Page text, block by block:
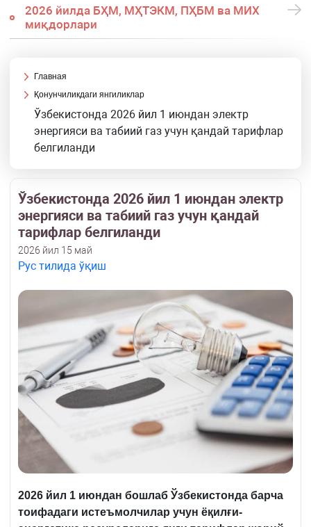
2026 йилда БҲМ, МҲТЭКМ, ПҲБМ ва МИХ
миқдорлари
Главная
Қонунчиликдаги янгиликлар
Ўзбекистонда 2026 йил 1 июндан электр
энергияси ва табиий газ учун қандай тарифлар
белгиланди
Ўзбекистонда 2026 йил 1 июндан электр
энергияси ва табиий газ учун қандай
тарифлар белгиланди
2026 йил 15 май
Рус тилида ўқиш
2026 йил 1 июндан бошлаб Ўзбекистонда барча
тоифадаги истеъмолчилар учун ёқилғи-